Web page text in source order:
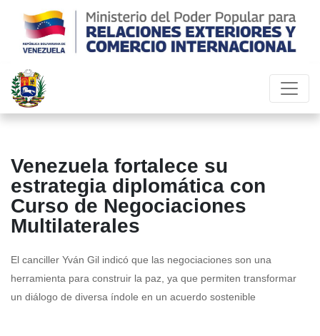
Venezuela fortalece su
estrategia diplomática con
Curso de Negociaciones
Multilaterales
El canciller Yván Gil indicó que las negociaciones son una
herramienta para construir la paz, ya que permiten transformar
un diálogo de diversa índole en un acuerdo sostenible